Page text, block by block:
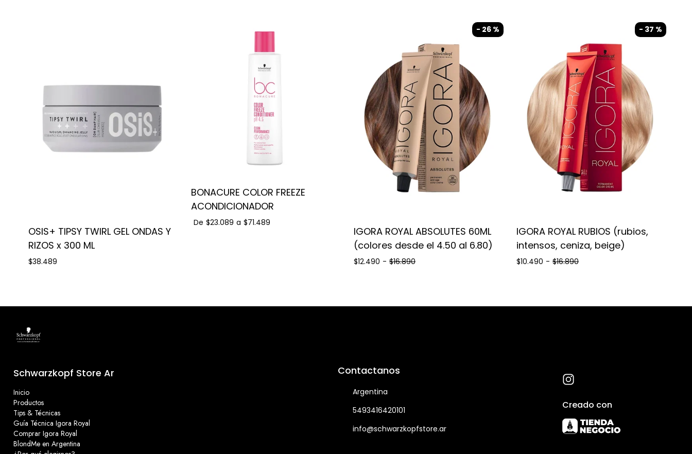
OSIS+ TIPSY TWIRL GEL ONDAS Y
RIZOS x 300 ML
$38.489
BONACURE COLOR FREEZE
ACONDICIONADOR
De $23.089 a $71.489
- 26 %
IGORA ROYAL ABSOLUTES 60ML
(colores desde el 4.50 al 6.80)
$12.490 - $16.890
- 37 %
IGORA ROYAL RUBIOS (rubios,
intensos, ceniza, beige)
$10.490 - $16.890
Schwarzkopf Store Ar
Inicio
Productos
Tips & Técnicas
Guía Técnica Igora Royal
Comprar Igora Royal
BlondMe en Argentina
Contactanos
Argentina
5493416420101
info@schwarzkopfstore.ar
Creado con